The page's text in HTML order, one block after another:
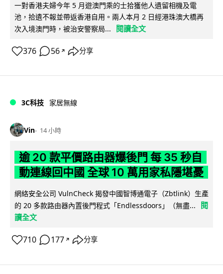
一對香港夫婦今年 5 月遊澳門乘的士拾獲他人遺留相機及電
池，拾遺不報並帶返香港自用。兩人本月 2 日經港珠澳大橋再
次入境澳門時，被治安警察局...
閱讀全文
376 56 ↗ 分享
3C科技 家居無線
Vin 14 小時
逾 20 款平價路由器爆後門 每 35 秒自
動連線回中國 全球 10 萬用家私隱堪憂
網絡安全公司 VulnCheck 揭發中國智博通電子（Zbtlink）生產
的 20 多款路由器內置後門程式「Endlessdoors」（無盡...
閱
讀全文
710 177 ↗ 分享